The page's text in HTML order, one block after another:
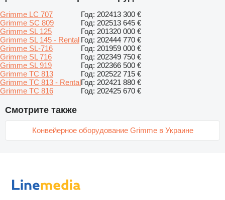
Grimme LC 707 Год: 202413 300 €
Grimme SC 809
Год: 202513 645 €
Grimme SL 125
Год: 201320 000 €
Grimme SL 145 - Rental Год: 202444 770 €
Grimme SL-716
Год: 201959 000 €
Grimme SL 716
Год: 202349 750 €
Grimme SL 919
Год: 202366 500 €
Grimme TC 813
Год: 202522 715 €
Grimme TC 813 - RentalГод: 202421 880 €
Grimme TC 816
Год: 202425 670 €
Смотрите также
Конвейерное оборудование Grimme в Украине